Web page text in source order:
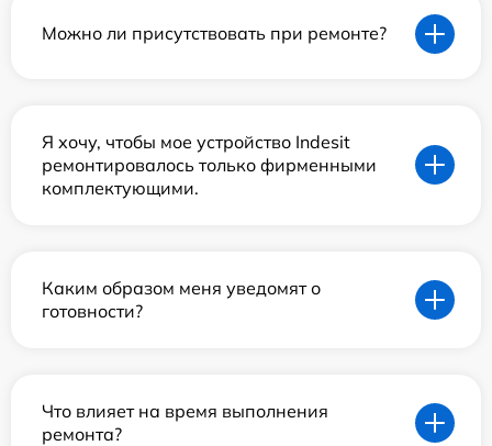
Можно ли присутствовать при ремонте?
Я хочу, чтобы мое устройство Indesit
ремонтировалось только фирменными
комплектующими.
Каким образом меня уведомят о
готовности?
Что влияет на время выполнения
ремонта?